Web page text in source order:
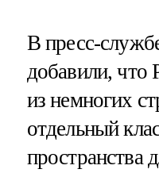
В пресс-
добавили, что
из немногих
отдельный
пространства